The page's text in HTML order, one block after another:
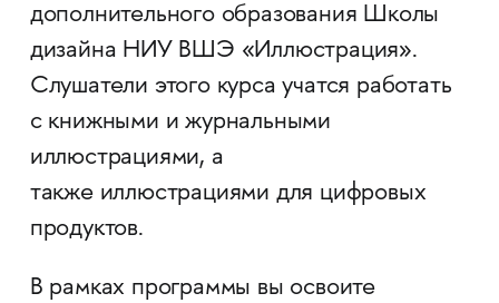
дополнительного образования Школы
дизайна НИУ ВШЭ «Иллюстрация».
Слушатели этого курса учатся работать
с книжными и журнальными
иллюстрациями, а
также иллюстрациями для цифровых
продуктов.
В рамках программы вы освоите